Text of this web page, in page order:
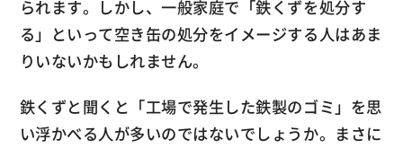
られます。しかし、一般家庭で「鉄くずを処分す
る」といって空き缶の処分をイメージする人はあま
りいないかもしれません。
鉄くずと聞くと「工場で発生した鉄製のゴミ」を思
い浮かべる人が多いのではないでしょうか。まさに